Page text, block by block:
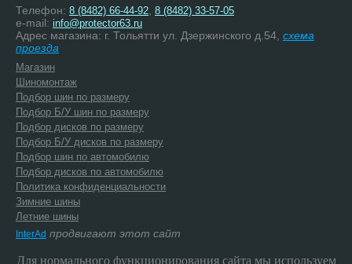
Телефон: 8 (8482) 66-44-92 8 (8482) 33-57-05
e-mail: info@protector63.ru
Адрес магазина: г. Тольятти ул. Дзержинского д.54, схема
проезда
Магазин
Шиномонтаж
Подбор шин по размеру
Подбор Б/У шин по размеру
Подбор дисков по размеру
Подбор Б/У дисков по размеру
Подбор шин по автомобилю
Подбор дисков по автомобилю
Политика конфиденциальности
Зимние шины
Летние шины
InterAd продвигают этот сайт
Для нормального функционирования сайта мы используем